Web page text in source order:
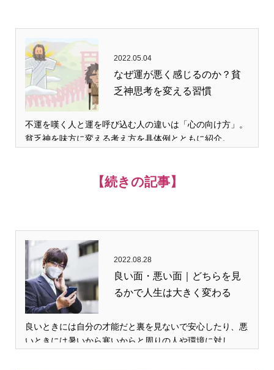
2022.05.04
なぜ運が悪く感じるのか？貧
乏神思考を変える習慣
不運を嘆く人と運を呼び込む人の違いは「心の向け方」。
貧乏神を味方に変える考え方を具体例とともに紹介。…
【続きの記事】
2022.08.28
良い面・悪い面｜どちらを見
るかで人生は大きく変わる
良いときには自分の才能だと裏を見ないで安心したり、悪
いときには暑いから寒いからと周りの人や環境に対し…